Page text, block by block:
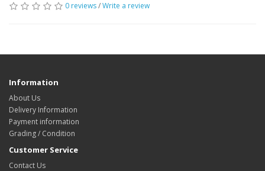
0 reviews/Write a review
Information
About Us
Delivery Information
Payment information
Grading / Condition
Customer Service
Contact Us